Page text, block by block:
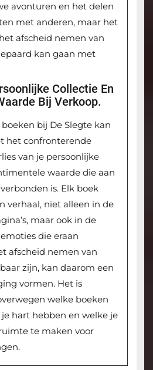
avonturen en het delen
met anderen, maar het
afscheid nemen van
kan gaan met
Collectie En
Bij Verkoop.
bij De Slegte kan
het confronterende
van je persoonlijke
waarde die aan
is. Elk boek
verhaal, niet alleen in de
maar ook in de
die eraan
afscheid nemen van
zijn, kan daarom een
vormen. Het is
welke boeken
hart hebben en welke je
te maken voor